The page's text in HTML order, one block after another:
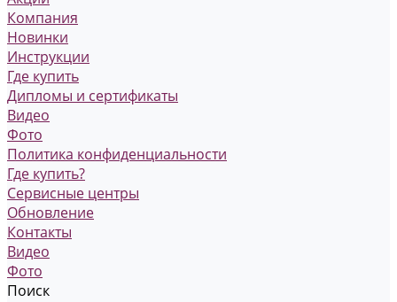
Компания
Новинки
Инструкции
Где купить
Дипломы и сертификаты
Видео
Фото
Политика конфиденциальности
Где купить?
Сервисные центры
Обновление
Контакты
Видео
Фото
Поиск